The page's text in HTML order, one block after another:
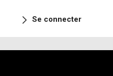
Se connecter